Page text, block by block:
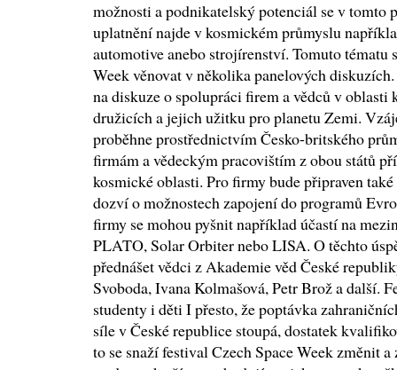
možnosti a podnikatelský potenciál se v tomto
uplatnění najde v kosmickém průmyslu
automotive anebo strojírenství. Tomuto tématu
Week věnovat v několika panelových
na diskuze o spolupráci firem a vědců v
družicích a jejich užitku pro planetu Zemi.
proběhne prostřednictvím Česko-britského
firmám a vědeckým pracovištím z obou států
kosmické oblasti. Pro firmy bude připraven
dozví o možnostech zapojení do programů
firmy se mohou pyšnit například účastí na
PLATO, Solar Orbiter nebo LISA. O těchto
přednášet vědci z Akademie věd České
Svoboda, Ivana Kolmašová, Petr Brož a další.
studenty i děti I přesto, že poptávka
síle v České republice stoupá, dostatek
to se snaží festival Czech Space Week změnit